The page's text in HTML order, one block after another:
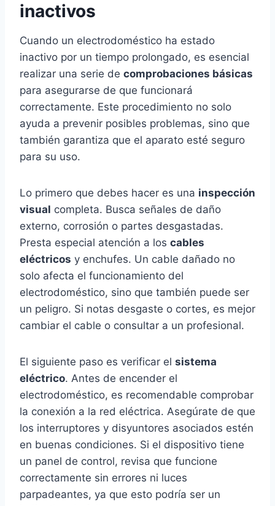
inactivos
Cuando un electrodoméstico ha estado
inactivo por un tiempo prolongado, es esencial
realizar una serie de comprobaciones básicas
para asegurarse de que funcionará
correctamente. Este procedimiento no solo
ayuda a prevenir posibles problemas, sino que
también garantiza que el aparato esté seguro
para su uso.
Lo primero que debes hacer es una inspección
visual completa. Busca señales de daño
externo, corrosión o partes desgastadas.
Presta especial atención a los cables
eléctricos y enchufes. Un cable dañado no
solo afecta el funcionamiento del
electrodoméstico, sino que también puede ser
un peligro. Si notas desgaste o cortes, es mejor
cambiar el cable o consultar a un profesional.
El siguiente paso es verificar el sistema
eléctrico. Antes de encender el
electrodoméstico, es recomendable comprobar
la conexión a la red eléctrica. Asegúrate de que
los interruptores y disyuntores asociados estén
en buenas condiciones. Si el dispositivo tiene
un panel de control, revisa que funcione
correctamente sin errores ni luces
parpadeantes, ya que esto podría ser un